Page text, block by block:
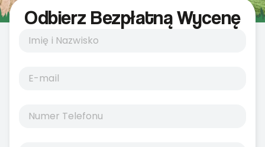
Odbierz Bezpłatną Wycenę